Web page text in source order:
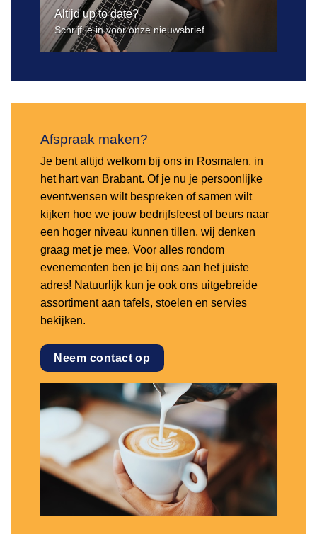
Altijd up to date?
Schrijf je in voor onze nieuwsbrief
Afspraak maken?
Je bent altijd welkom bij ons in Rosmalen, in
het hart van Brabant. Of je nu je persoonlijke
eventwensen wilt bespreken of samen wilt
kijken hoe we jouw bedrijfsfeest of beurs naar
een hoger niveau kunnen tillen, wij denken
graag met je mee. Voor alles rondom
evenementen ben je bij ons aan het juiste
adres! Natuurlijk kun je ook ons uitgebreide
assortiment aan tafels, stoelen en servies
bekijken.
Neem contact op